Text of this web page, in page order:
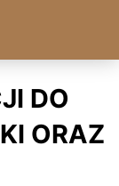
DO
ORAZ